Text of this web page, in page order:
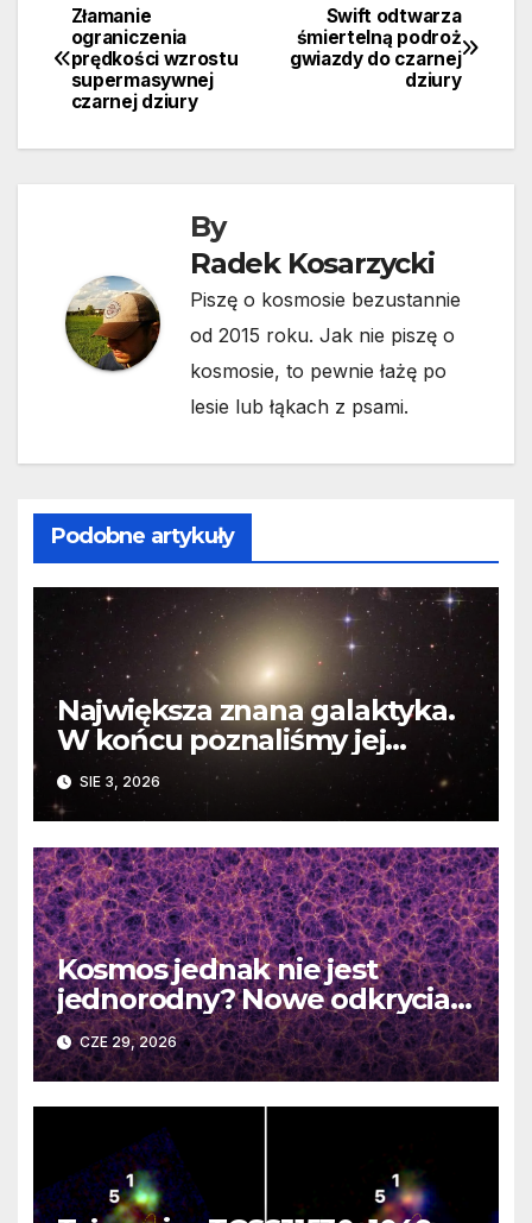
Nawigacja
wpisu
Swift odtwarza
śmiertelną podroż
gwiazdy do czarnej
dziury
Złamanie
ograniczenia
prędkości wzrostu
supermasywnej
czarnej dziury
By
Radek Kosarzycki
Piszę o kosmosie bezustannie
od 2015 roku. Jak nie piszę o
kosmosie, to pewnie łażę po
lesie lub łąkach z psami.
Podobne artykuły
Największa znana galaktyka.
W końcu poznaliśmy jej
faktyczne wymiary
SIE 3, 2026
Kosmos jednak nie jest
jednorodny? Nowe odkrycia
DESI burzą fundamentalne
zasady kosmologii
CZE 29, 2026